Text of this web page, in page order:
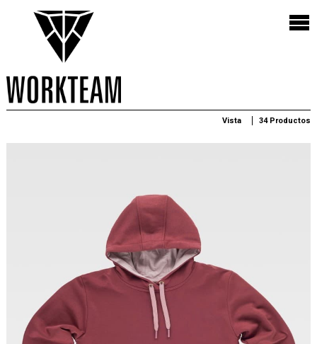
Vista 34 Productos